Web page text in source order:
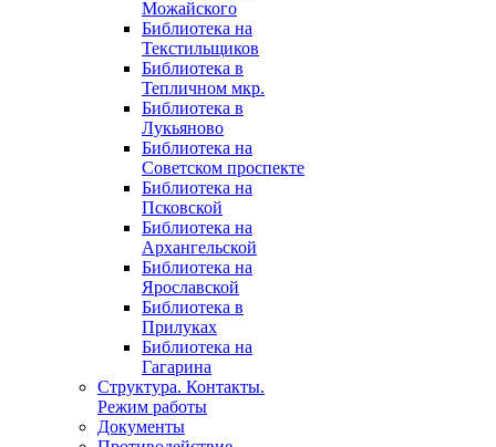
Можайского
Библиотека на
Текстильщиков
Библиотека в
Тепличном мкр.
Библиотека в
Лукьяново
Библиотека на
Советском проспекте
Библиотека на
Псковской
Библиотека на
Архангельской
Библиотека на
Ярославской
Библиотека в
Прилуках
Библиотека на
Гагарина
Структура. Контакты.
Режим работы
Документы